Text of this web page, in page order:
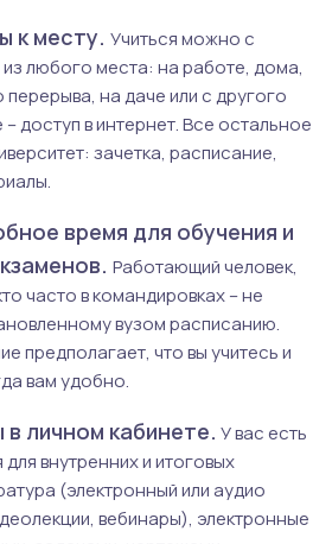
к месту. Учиться можно с
любого места: на работе, дома,
на даче или с другого
доступ в интернет. Все остальное
зачетка, расписание,
время для обучения и
Работающий человек,
часто в командировках – не
вузом расписанию.
предполагает, что вы учитесь и
вам удобно.
личном кабинете. У вас есть
внутренних и итоговых
(электронный или аудио
вебинары), электронные